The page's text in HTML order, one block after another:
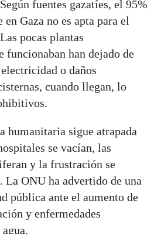
fuentes gazatíes, el 95%
Gaza no es apta para el
pocas plantas
funcionaban han dejado de
o daños
cuando llegan, lo
humanitaria sigue atrapada
se vacían, las
y la frustración se
La ONU ha advertido de una
pública ante el aumento de
y enfermedades